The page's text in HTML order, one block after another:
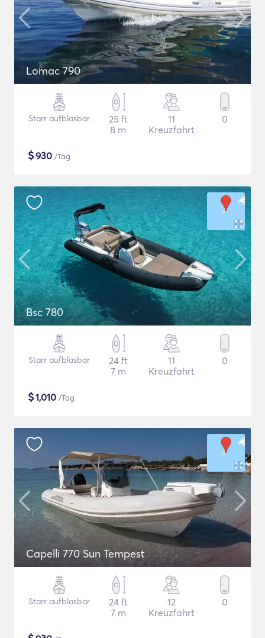
Lomac 790
Starr aufblasbar
25 ft
8 m
11
Kreuzfahrt
0
$930 /Tag
Bsc 780
Starr aufblasbar
24 ft
7 m
11
Kreuzfahrt
0
$1,010 /Tag
Capelli 770 Sun Tempest
Starr aufblasbar
24 ft
7 m
12
Kreuzfahrt
0